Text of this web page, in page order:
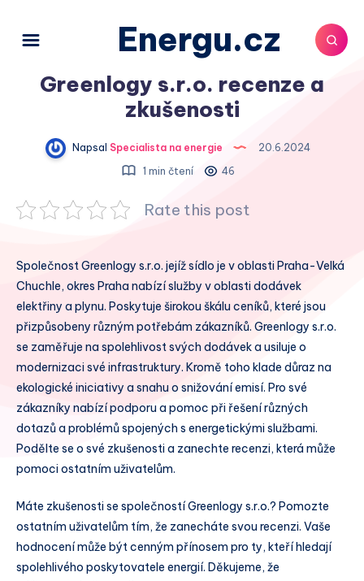
Energu.cz
Greenlogy s.r.o. recenze a
zkušenosti
Napsal Specialista na energie
20.6.2024
1 min čtení
46
Rate this post
Společnost Greenlogy s.r.o. jejíž sídlo je v oblasti Praha-Velká
Chuchle, okres Praha nabízí služby v oblasti dodávek
elektřiny a plynu. Poskytuje širokou škálu ceníků, které jsou
přizpůsobeny různým potřebám zákazníků. Greenlogy s.r.o.
se zaměřuje na spolehlivost svých dodávek a usiluje o
modernizaci své infrastruktury. Kromě toho klade důraz na
ekologické iniciativy a snahu o snižování emisí. Pro své
zákazníky nabízí podporu a pomoc při řešení různých
dotazů a problémů spojených s energetickými službami.
Podělte se o své zkušenosti a zanechte recenzi, která může
pomoci ostatním uživatelům.
Máte zkušenosti se společností Greenlogy s.r.o.? Pomozte
ostatním uživatelům tím, že zanecháte svou recenzi. Vaše
hodnocení může být cenným přínosem pro ty, kteří hledají
spolehlivého poskytovatele energií. Děkujeme, že